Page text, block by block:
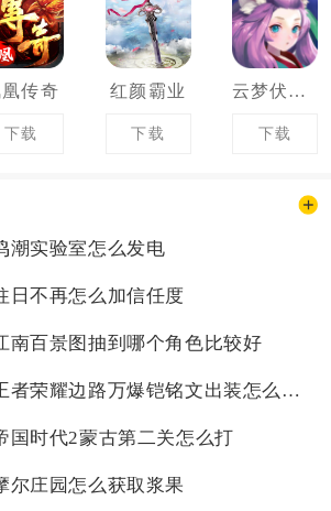
凰传奇
下载
红颜霸业
下载
云梦伏妖录
下载
潮实验室怎么发电
日不再怎么加信任度
南百景图抽到哪个角色比较好
王者荣耀边路万爆铠铭文出装怎么搭配
国时代2蒙古第二关怎么打
尔庄园怎么获取浆果